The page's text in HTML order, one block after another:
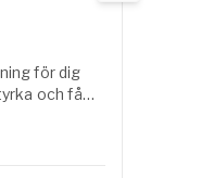
för dig
och få